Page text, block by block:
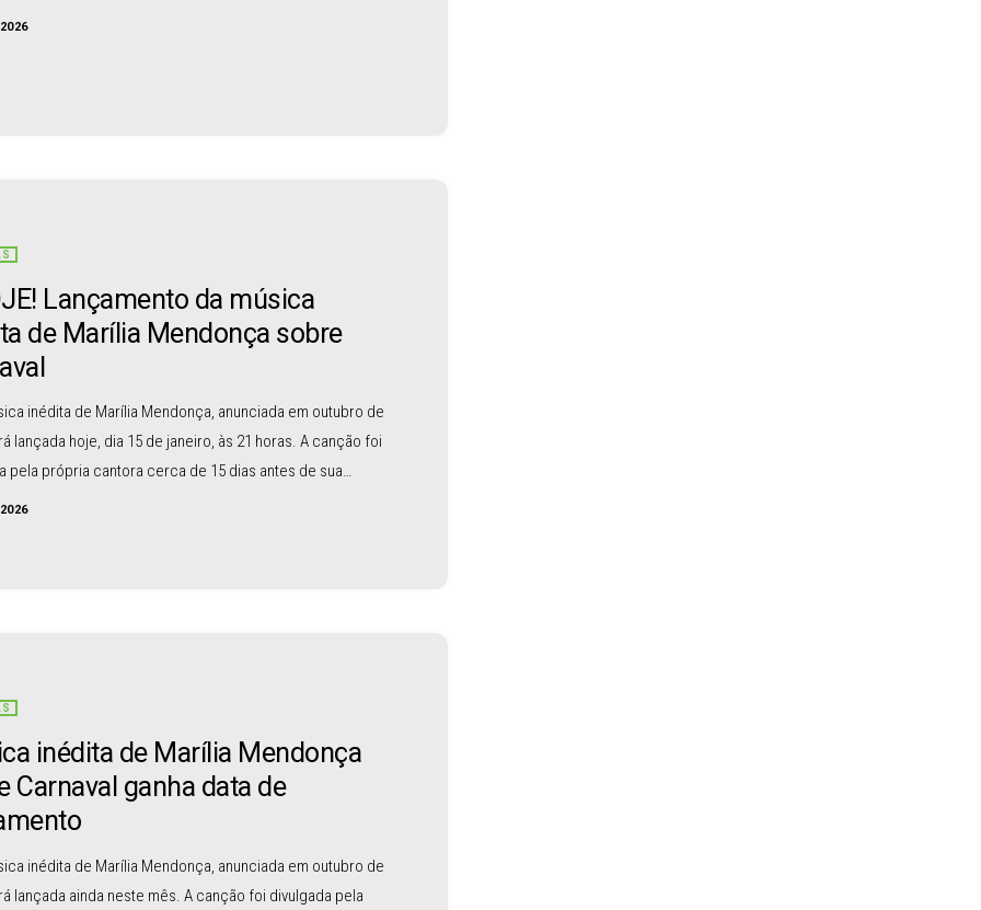
goiana Marina Versos será a responsável por interpretar
Lançamento da música
de Marília Mendonça sobre
inédita de Marília Mendonça, anunciada em outubro de
lançada hoje, dia 15 de janeiro, às 21 horas. A canção foi
pela própria cantora cerca de 15 dias antes de sua
26 anos, em um acidente de avião. Na época, Marília
inédita de Marília Mendonça
Carnaval ganha data de
inédita de Marília Mendonça, anunciada em outubro de
lançada ainda neste mês. A canção foi divulgada pela